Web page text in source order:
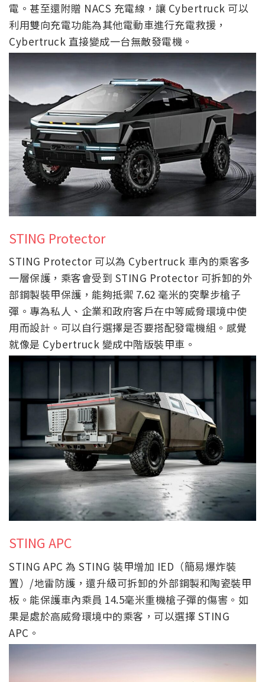
電。甚至還附贈 NACS 充電線，讓 Cybertruck 可以
利用雙向充電功能為其他電動車進行充電救援，
Cybertruck 直接變成一台無敵發電機。
STING Protector
STING Protector 可以為 Cybertruck 車內的乘客多
一層保護，乘客會受到 STING Protector 可拆卸的外
部鋼製裝甲保護，能夠抵禦 7.62 毫米的突擊步槍子
彈。專為私人、企業和政府客戶在中等威脅環境中使
用而設計。可以自行選擇是否要搭配發電機組。感覺
就像是 Cybertruck 變成中階版裝甲車。
STING APC
STING APC 為 STING 裝甲增加 IED（簡易爆炸裝
置）/地雷防護，還升級可拆卸的外部鋼製和陶瓷裝甲
板。能保護車內乘員 14.5毫米重機槍子彈的傷害。如
果是處於高威脅環境中的乘客，可以選擇 STING
APC。